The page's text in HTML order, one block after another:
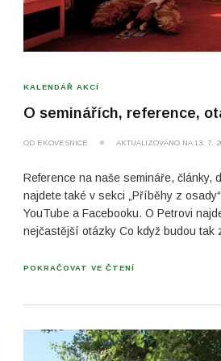
KALENDÁŘ AKCÍ
O seminářích, reference,
OD EKOVESNICE AKTUALIZOVÁNO NA 13. 7.
Reference na naše semináře, články,
najdete také v sekci „Příběhy z
YouTube a Facebooku. O Petrovi
nejčastější otázky Co když budou tak
POKRAČOVAT VE ČTENÍ